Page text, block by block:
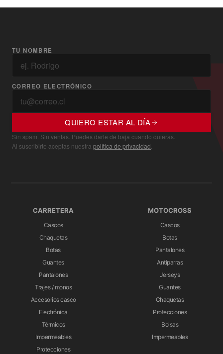
TU NOMBRE
CORREO ELECTRÓNICO
QUIERO ESTAR AL DÍA
Sin spam. Sin ventas. Puedes darte de baja cuando quieras.
Al suscribirte aceptas nuestra política de privacidad.
CARRETERA
Cascos
Chaquetas
Botas
Guantes
Pantalones
Trajes / monos
Accesorios casco
Electrónica
Térmicos
Impermeables
Protecciones
MOTOCROSS
Cascos
Botas
Pantalones
Antiparras
Jerseys
Guantes
Chaquetas
Protecciones
Bolsas
Impermeables